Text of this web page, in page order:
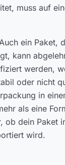
muss auf
ein Paket,
kann
werden,
oder nicht
in
als eine
ob dein Paket
wird.